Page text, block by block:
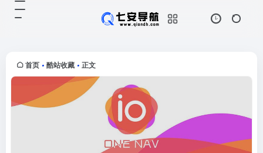
首页 • 酷站收藏 • 正文